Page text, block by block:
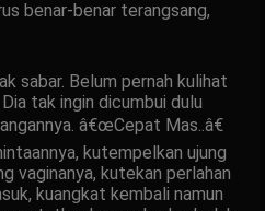
benar-benar terangsang,
sabar. Belum pernah kulihat
tak ingin dicumbui dulu
â€œCepat Mas..â€
kutempelkan ujung
vaginanya, kutekan perlahan
kuangkat kembali namun